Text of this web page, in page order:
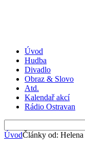
Úvod
Hudba
Divadlo
Obraz & Slovo
Atd.
Kalendař akcí
Rádio Ostravan
ÚvodČlánky od: Helena